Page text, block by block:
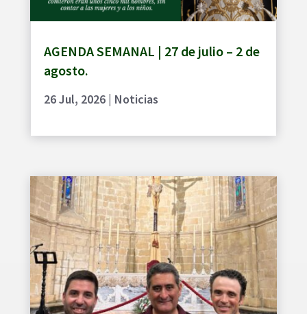
AGENDA SEMANAL | 27 de julio – 2 de
agosto.
26 Jul, 2026| Noticias